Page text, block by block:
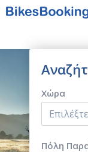
Χώρα
Πόλη